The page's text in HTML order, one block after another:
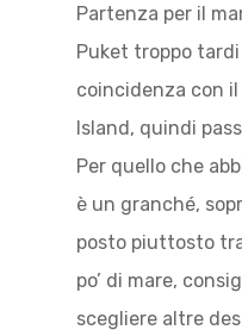
Partenza per il
Puket troppo
coincidenza con
Island, quindi
Per quello che
è un granché,
posto piuttosto
po’ di mare,
scegliere altre